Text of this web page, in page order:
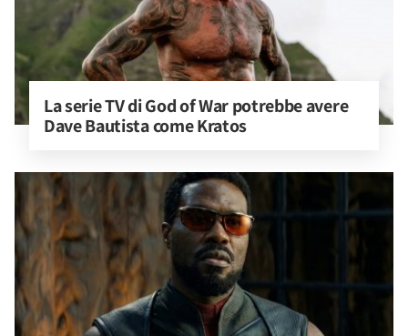
La serie TV di God of War potrebbe avere
Dave Bautista come Kratos